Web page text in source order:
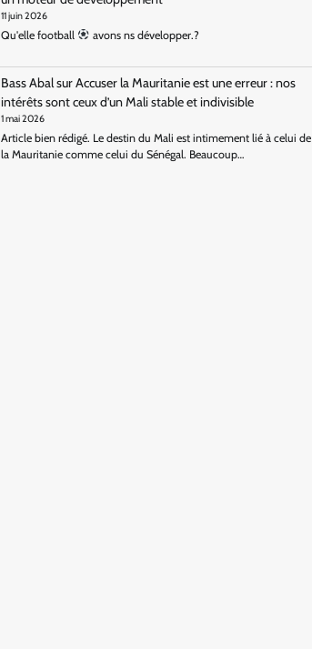
11 juin 2026
Qu'elle football avons ns développer.?
Bass AbalsurAccuser la Mauritanie est une erreur : nos
intérêts sont ceux d’un Mali stable et indivisible
1 mai 2026
Article bien rédigé. Le destin du Mali est intimement lié à celui de
la Mauritanie comme celui du Sénégal. Beaucoup…